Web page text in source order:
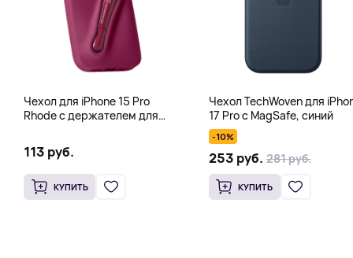
Чехол для iPhone 15 Pro
Rhode с держателем для
113 руб.
КУПИТЬ
Чехол TechWoven для
17 Pro с MagSafe, синий
-10%
253 руб. 281 руб.
КУПИТЬ